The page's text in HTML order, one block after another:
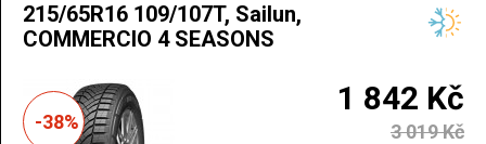
215/65R16 109/107T, Sailun,
COMMERCIO 4 SEASONS
-38%
1 842 Kč
3 019 Kč